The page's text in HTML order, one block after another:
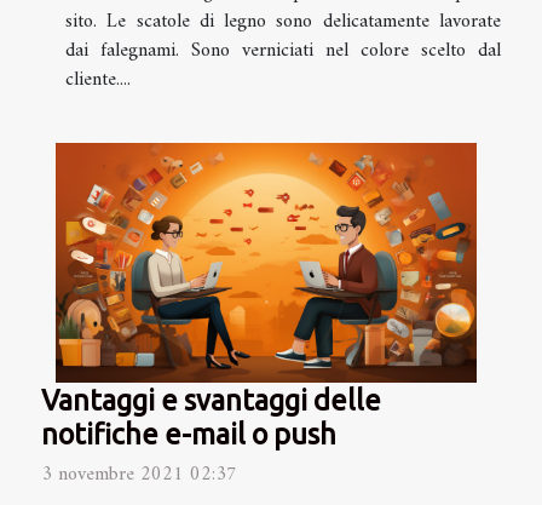
sito. Le scatole di legno sono delicatamente lavorate
dai falegnami. Sono verniciati nel colore scelto dal
cliente....
Vantaggi e svantaggi delle
notifiche e-mail o push
3 novembre 2021 02:37